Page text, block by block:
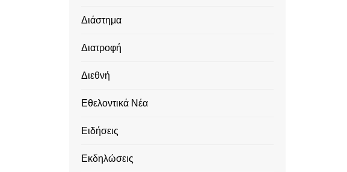
Διάστημα
Διατροφή
Διεθνή
Εθελοντικά Νέα
Ειδήσεις
Εκδηλώσεις